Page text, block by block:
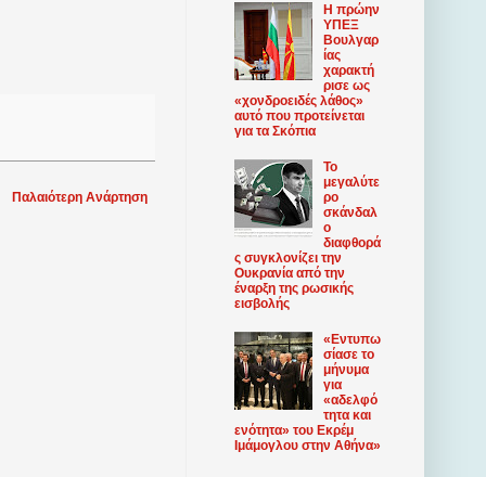
Παλαιότερη Ανάρτηση
Η πρώην
ΥΠΕΞ
Βουλγαρ
ίας
χαρακτή
ρισε ως
«χονδροειδές λάθος»
αυτό που προτείνεται
για τα Σκόπια
Το
μεγαλύτε
ρο
σκάνδαλ
ο
διαφθορά
ς συγκλονίζει την
Ουκρανία από την
έναρξη της ρωσικής
εισβολής
«Εντυπω
σίασε το
μήνυμα
για
«αδελφό
τητα και
ενότητα» του Εκρέμ
Ιμάμογλου στην Αθήνα»